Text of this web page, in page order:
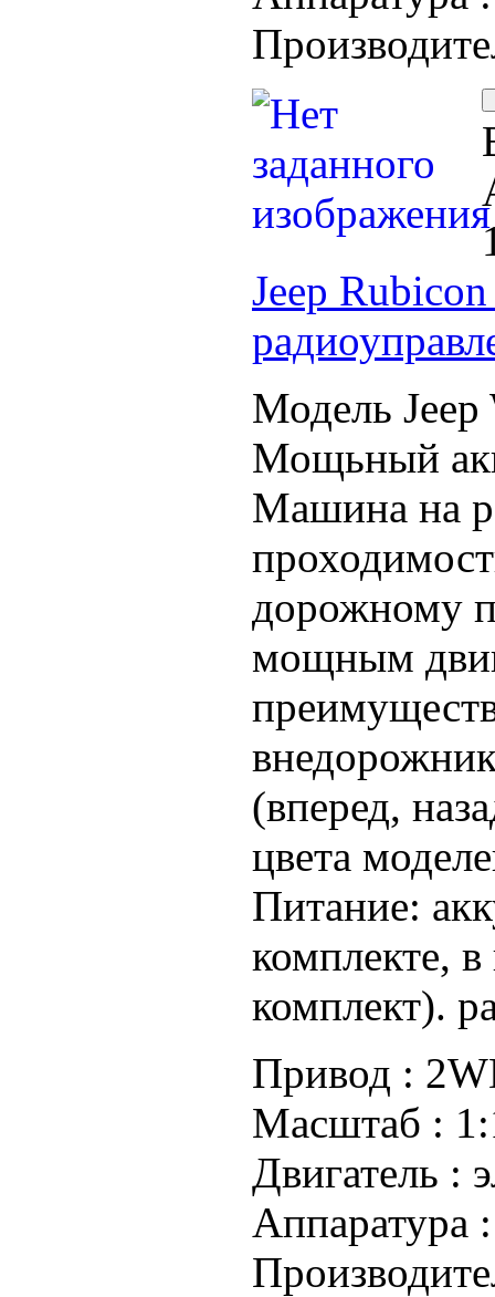
Jeep
Модель
Мощьный
Машина на
дорожному
мощным
(вперед,
цвета
Питание:
комплекте, в
комплект).
Привод :
Масштаб :
Двигатель :
Аппаратура